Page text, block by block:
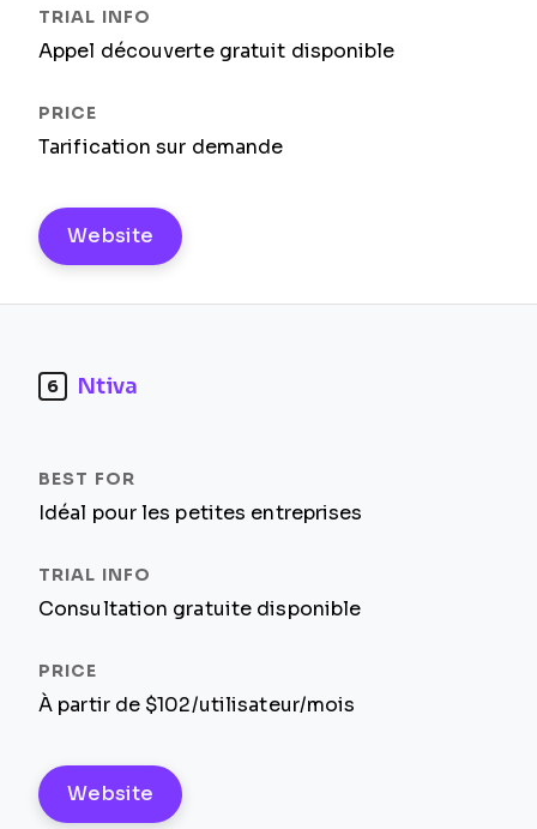
Appel découverte gratuit disponible
Tarification sur demande
Website
6 Ntiva
Idéal pour les petites entreprises
Consultation gratuite disponible
À partir de $102/utilisateur/mois
Website